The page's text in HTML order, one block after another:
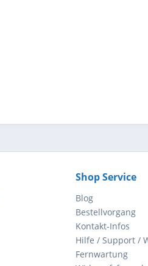
Shop Service
Blog
Bestellvorgang
Kontakt-Infos
Hilfe / Support /
Fernwartung